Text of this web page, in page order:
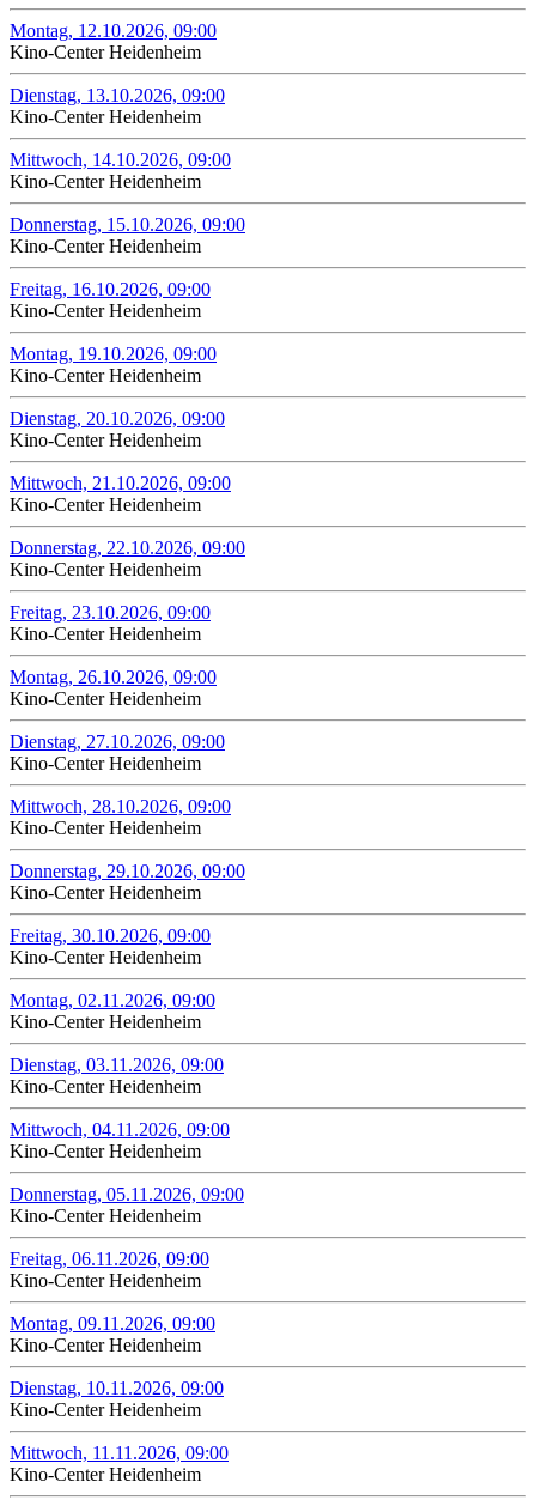
Montag, 12.10.2026, 09:00
Kino-Center Heidenheim
Dienstag, 13.10.2026, 09:00
Kino-Center Heidenheim
Mittwoch, 14.10.2026, 09:00
Kino-Center Heidenheim
Donnerstag, 15.10.2026, 09:00
Kino-Center Heidenheim
Freitag, 16.10.2026, 09:00
Kino-Center Heidenheim
Montag, 19.10.2026, 09:00
Kino-Center Heidenheim
Dienstag, 20.10.2026, 09:00
Kino-Center Heidenheim
Mittwoch, 21.10.2026, 09:00
Kino-Center Heidenheim
Donnerstag, 22.10.2026, 09:00
Kino-Center Heidenheim
Freitag, 23.10.2026, 09:00
Kino-Center Heidenheim
Montag, 26.10.2026, 09:00
Kino-Center Heidenheim
Dienstag, 27.10.2026, 09:00
Kino-Center Heidenheim
Mittwoch, 28.10.2026, 09:00
Kino-Center Heidenheim
Donnerstag, 29.10.2026, 09:00
Kino-Center Heidenheim
Freitag, 30.10.2026, 09:00
Kino-Center Heidenheim
Montag, 02.11.2026, 09:00
Kino-Center Heidenheim
Dienstag, 03.11.2026, 09:00
Kino-Center Heidenheim
Mittwoch, 04.11.2026, 09:00
Kino-Center Heidenheim
Donnerstag, 05.11.2026, 09:00
Kino-Center Heidenheim
Freitag, 06.11.2026, 09:00
Kino-Center Heidenheim
Montag, 09.11.2026, 09:00
Kino-Center Heidenheim
Dienstag, 10.11.2026, 09:00
Kino-Center Heidenheim
Mittwoch, 11.11.2026, 09:00
Kino-Center Heidenheim